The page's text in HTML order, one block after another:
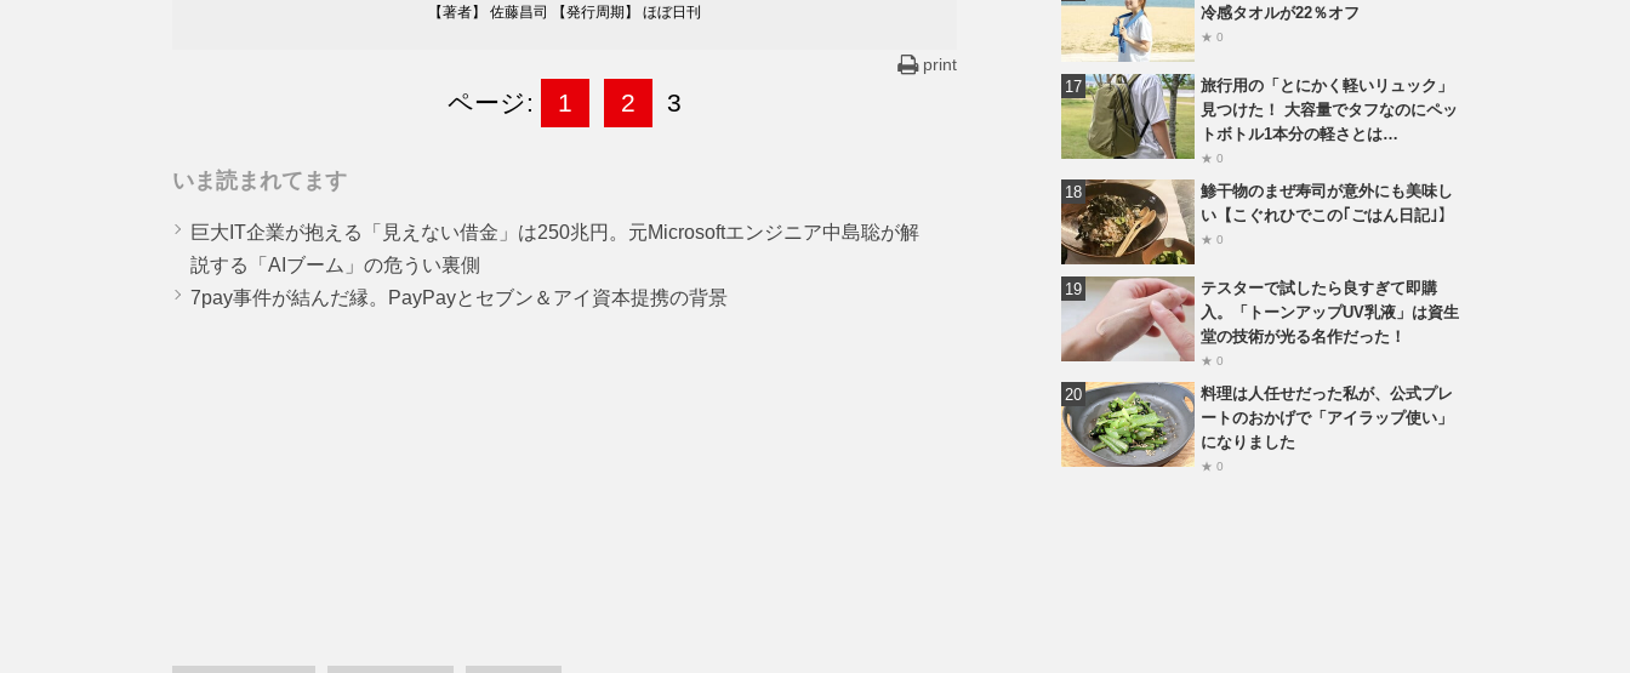
【著者】 佐藤昌司 【発行周期】 ほぼ日刊
print
ページ: 1 2 3
いま読まれてます
巨大IT企業が抱える「見えない借金」は250兆円。元Microsoftエンジニア中島聡が解
説する「AIブーム」の危うい裏側
7pay事件が結んだ縁。PayPayとセブン＆アイ資本提携の背景
冷感タオルが22％オフ
★ 0
旅行用の「とにかく軽いリュック」
見つけた！ 大容量でタフなのにペッ
トボトル1本分の軽さとは…
★ 0
鯵干物のまぜ寿司が意外にも美味し
い【こぐれひでこの｢ごはん日記｣】
★ 0
テスターで試したら良すぎて即購
入。「トーンアップUV乳液」は資生
堂の技術が光る名作だった！
★ 0
料理は人任せだった私が、公式プレ
ートのおかげで「アイラップ使い」
になりました
★ 0